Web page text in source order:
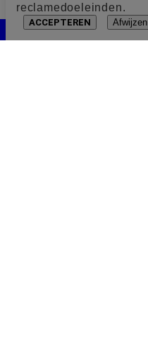
reclamedoeleinden.
ACCEPTEREN Afwijzen
Cookie toestemming